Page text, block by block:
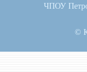
ЧПОУ
©